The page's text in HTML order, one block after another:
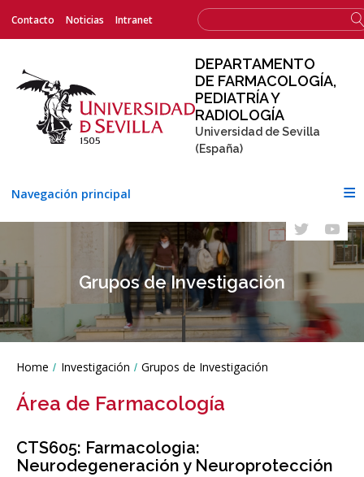
Menú
Contacto Noticias Intranet
de
Buscar
DEPARTAMENTO
DE FARMACOLOGÍA,
PEDIATRÍA Y
RADIOLOGÍA
Universidad de Sevilla
(España)
Navegación principal
Grupos de Investigación
Líneas
Investigación
You
here:
Home Investigación Grupos de Investigación
Área de Farmacología
CTS605: Farmacologia:
Neurodegeneración y Neuroprotección